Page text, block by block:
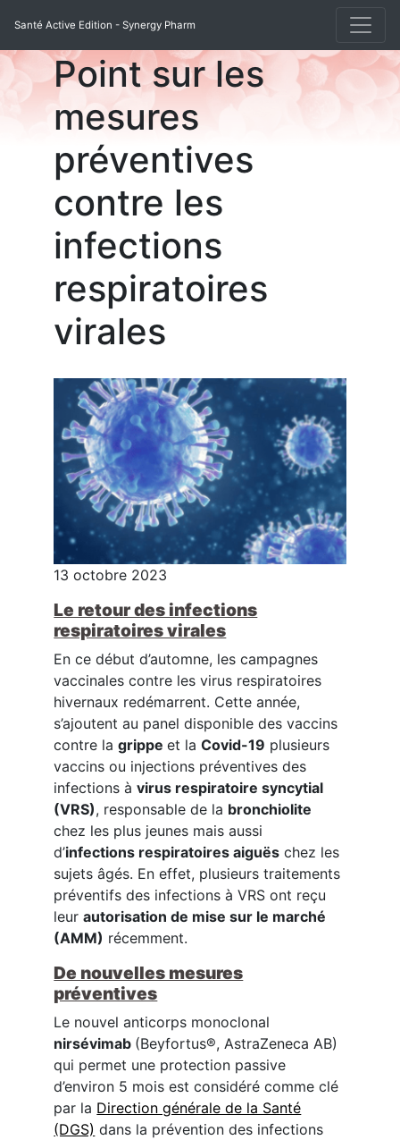
Santé Active Edition - Synergy Pharm
Point sur les
mesures
préventives
contre les
infections
respiratoires
virales
13 octobre 2023
Le retour des infections
respiratoires virales
En ce début d’automne, les campagnes
vaccinales contre les virus respiratoires
hivernaux redémarrent. Cette année,
s’ajoutent au panel disponible des vaccins
contre lagrippeet laCovid-19 plusieurs
vaccins ou injections préventives des
infections àvirus respiratoire syncytial
(VRS), responsable de la bronchiolite
chez les plus jeunes mais aussi
d’infections respiratoires aiguës chez les
sujets âgés. En effet, plusieurs traitements
préventifs des infections à VRS ont reçu
leurautorisation de mise sur le marché
(AMM) récemment.
De nouvelles mesures
préventives
Le nouvel anticorps monoclonal
nirsévimab (Beyfortus®, AstraZeneca AB)
qui permet une protection passive
d’environ 5 mois est considéré comme clé
par la Direction générale de la Santé
(DGS) dans la prévention des infections